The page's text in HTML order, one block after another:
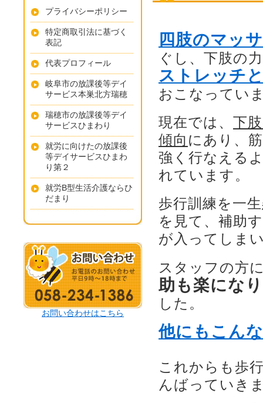
四肢のマッ
ぐし、下肢の
ストレッチ
おこなってい
現在では、 下
傾向 にあり、
強く行なえる
れています。
歩行訓練を一
を見て、補助
が入ってしま
スタッフの方
助も楽にな
した。
他にもこん
これからも歩
んばっていき
プライバシーポリシー
特定商取引法に基づく
表記
代表プロフィール
岐阜市の放課後等デイ
サービス本巣北方瑞穂
瑞穂市の放課後等デイ
サービスひまわり
就労に向けたの放課後
等デイサービスひまわ
り第２
就労B型生活介護ならひ
だまり
お問い合わせはこちら